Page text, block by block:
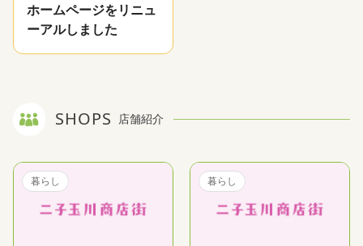
ホームページをリニュ
ーアルしました
SHOPS 店舗紹介
暮らし 暮らし